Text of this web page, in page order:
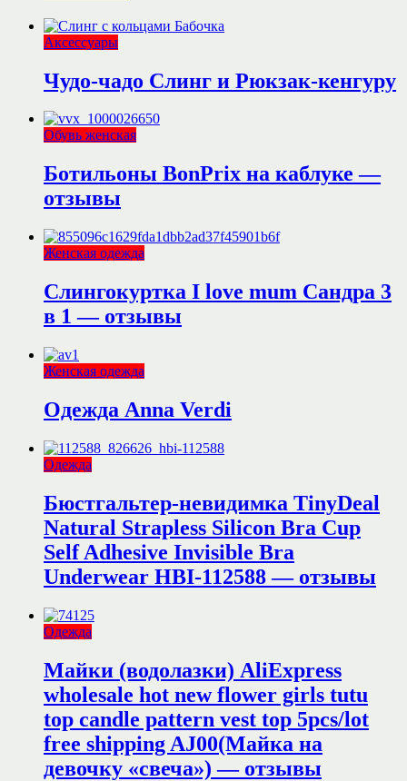
Аксессуары
Чудо-чадо Слинг и Рюкзак-кенгуру
Обувь женская
Ботильоны BonPrix на каблуке —
отзывы
Женская одежда
Слингокуртка I love mum Сандра 3
в 1 — отзывы
Женская одежда
Одежда Anna Verdi
Одежда
Бюстгальтер-невидимка TinyDeal
Natural Strapless Silicon Bra Cup
Self Adhesive Invisible Bra
Underwear HBI-112588 — отзывы
Одежда
Майки (водолазки) AliExpress
wholesale hot new flower girls tutu
top candle pattern vest top 5pcs/lot
free shipping AJ00(Майка на
девочку «свеча») — отзывы